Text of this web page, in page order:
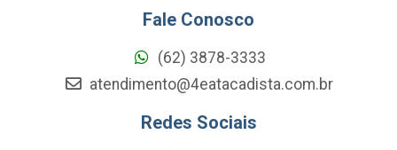
Fale Conosco
(62) 3878-3333
atendimento@4eatacadista.com.br
Redes Sociais